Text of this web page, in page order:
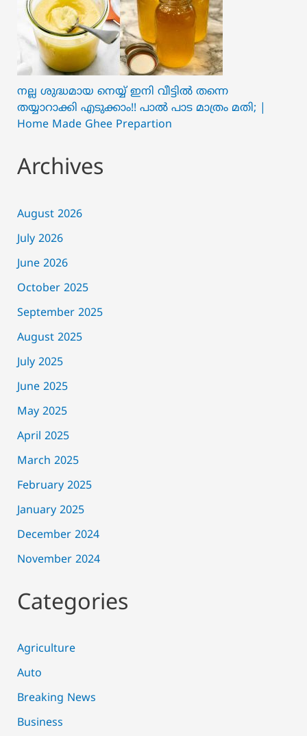
നല്ല ശുദ്ധമായ നെയ്യ് ഇനി വീട്ടിൽ തന്നെ
തയ്യാറാക്കി എടുക്കാം!! പാൽ പാട മാത്രം മതി; |
Home Made Ghee Prepartion
Archives
August 2026
July 2026
June 2026
October 2025
September 2025
August 2025
July 2025
June 2025
May 2025
April 2025
March 2025
February 2025
January 2025
December 2024
November 2024
Categories
Agriculture
Auto
Breaking News
Business